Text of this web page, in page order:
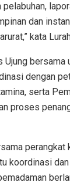
dan
kata
Ujung bersama
dengan
serta
proses
perangkat
koordinasi